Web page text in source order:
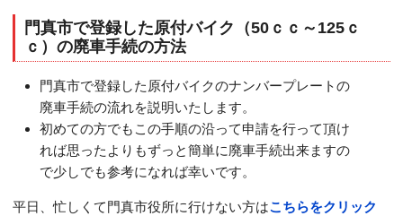
門真市で登録した原付バイク（50ｃｃ～125ｃ
ｃ）の廃車手続の方法
門真市で登録した原付バイクのナンバープレートの
廃車手続の流れを説明いたします。
初めての方でもこの手順の沿って申請を行って頂け
れば思ったよりもずっと簡単に廃車手続出来ますの
で少しでも参考になれば幸いです。
平日、忙しくて門真市役所に行けない方はこちらをクリック